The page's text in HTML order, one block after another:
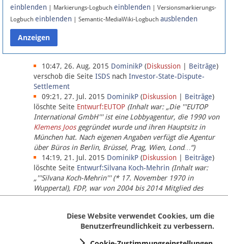
Anmelden
Datenschutz
Über Lobbypedia
Impressum
einblenden | Markierungs-Logbuch einblenden | Versionsmarkierungs-
Logbuch einblenden | Semantic-MediaWiki-Logbuch ausblenden
10:47, 26. Aug. 2015 DominikP (Diskussion Beiträge)
verschob die Seite ISDS nach Investor-State-Dispute-
Settlement
09:21, 27. Jul. 2015 DominikP (Diskussion Beiträge)
löschte Seite Entwurf:EUTOP (Inhalt war: „Die '''EUTOP
International GmbH''' ist eine Lobbyagentur, die 1990 von
Klemens Joosgegründet wurde und ihren Hauptsitz in
München hat. Nach eigenen Angaben verfügt die Agentur
über Büros in Berlin, Brüssel, Prag, Wien, Lond…“)
14:19, 21. Jul. 2015 DominikP (Diskussion Beiträge)
löschte Seite Entwurf:Silvana Koch-Mehrin (Inhalt war:
„'''Silvana Koch-Mehrin''' (* 17. November 1970 in
Wuppertal), FDP, war von 2004 bis 2014 Mitglied des
Europäischen Parlaments, seit November 2014 ist sie für
Diese Website verwendet Cookies, um die
Benutzerfreundlichkeit zu verbessern.